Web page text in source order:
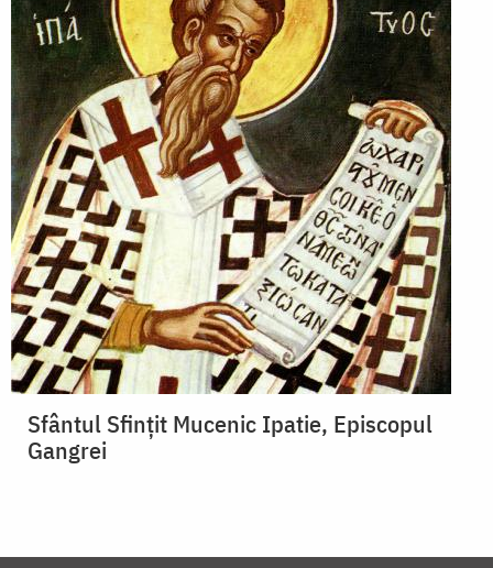
Sfântul Sfinţit Mucenic Ipatie, Episcopul
Gangrei